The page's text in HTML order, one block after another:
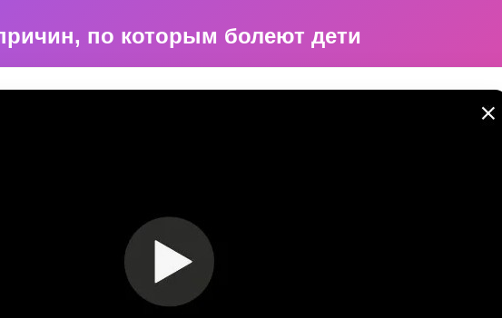
по которым болеют дети